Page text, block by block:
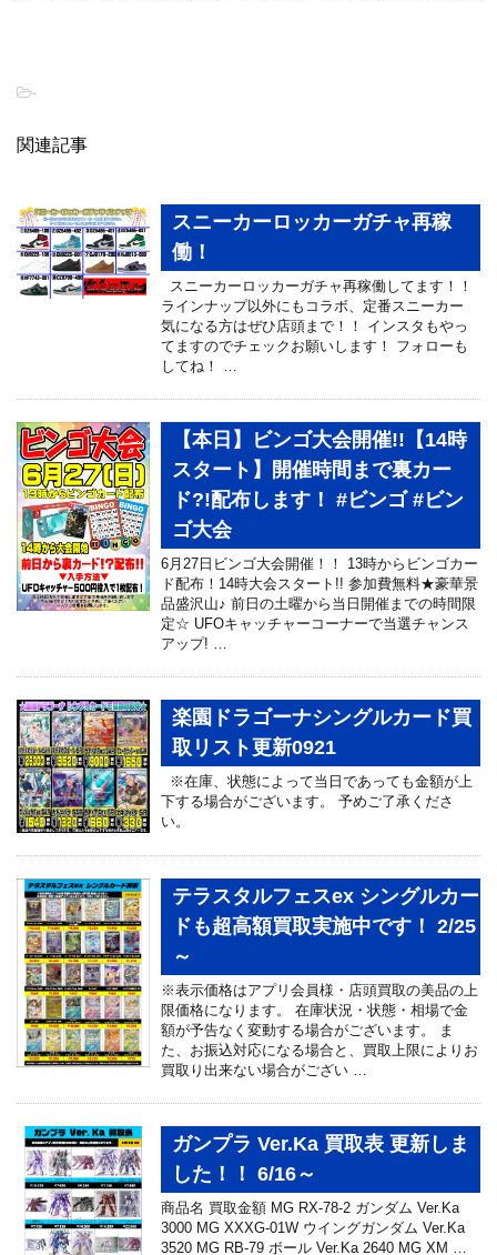
-
関連記事
スニーカーロッカーガチャ再稼
働！
スニーカーロッカーガチャ再稼働してます！！
ラインナップ以外にもコラボ、定番スニーカー
気になる方はぜひ店頭まで！！ インスタもやっ
てますのでチェックお願いします！ フォローも
してね！ …
【本日】ビンゴ大会開催!!【14時
スタート】開催時間まで裏カー
ド?!配布します！ #ビンゴ #ビン
ゴ大会
6月27日ビンゴ大会開催！！ 13時からビンゴカー
ド配布！14時大会スタート!! 参加費無料★豪華景
品盛沢山♪ 前日の土曜から当日開催までの時間限
定☆ UFOキャッチャーコーナーで当選チャンス
アップ! …
楽園ドラゴーナシングルカード買
取リスト更新0921
※在庫、状態によって当日であっても金額が上
下する場合がございます。 予めご了承くださ
い。
テラスタルフェスex シングルカー
ドも超高額買取実施中です！ 2/25
～
※表示価格はアプリ会員様・店頭買取の美品の上
限価格になります。 在庫状況・状態・相場で金
額が予告なく変動する場合がございます。 ま
た、お振込対応になる場合と、買取上限によりお
買取り出来ない場合がござい …
ガンプラ Ver.Ka 買取表 更新しま
した！！ 6/16～
商品名 買取金額 MG RX-78-2 ガンダム Ver.Ka
3000 MG XXXG-01W ウイングガンダム Ver.Ka
3520 MG RB-79 ボール Ver.Ka 2640 MG XM …